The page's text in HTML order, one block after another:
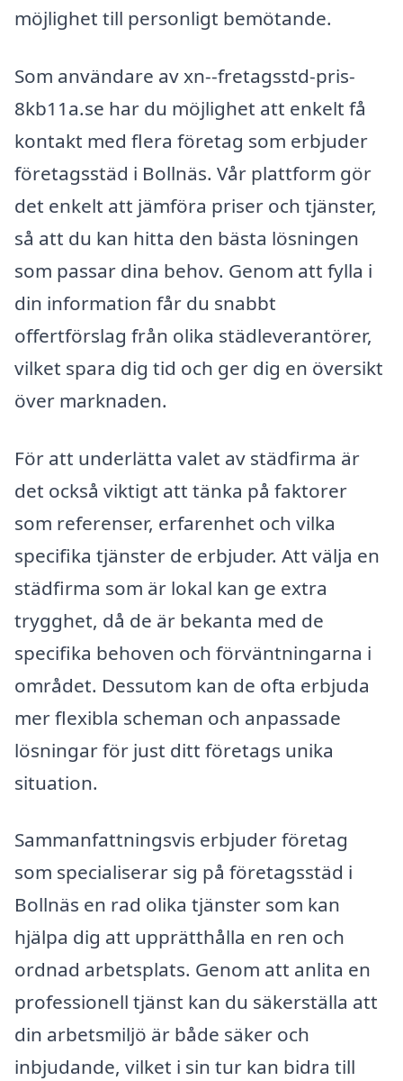
möjlighet till personligt bemötande.
Som användare av xn--fretagsstd-pris-
8kb11a.se har du möjlighet att enkelt få
kontakt med flera företag som erbjuder
företagsstäd i Bollnäs. Vår plattform gör
det enkelt att jämföra priser och tjänster,
så att du kan hitta den bästa lösningen
som passar dina behov. Genom att fylla i
din information får du snabbt
offertförslag från olika städleverantörer,
vilket spara dig tid och ger dig en översikt
över marknaden.
För att underlätta valet av städfirma är
det också viktigt att tänka på faktorer
som referenser, erfarenhet och vilka
specifika tjänster de erbjuder. Att välja en
städfirma som är lokal kan ge extra
trygghet, då de är bekanta med de
specifika behoven och förväntningarna i
området. Dessutom kan de ofta erbjuda
mer flexibla scheman och anpassade
lösningar för just ditt företags unika
situation.
Sammanfattningsvis erbjuder företag
som specialiserar sig på företagsstäd i
Bollnäs en rad olika tjänster som kan
hjälpa dig att upprätthålla en ren och
ordnad arbetsplats. Genom att anlita en
professionell tjänst kan du säkerställa att
din arbetsmiljö är både säker och
inbjudande, vilket i sin tur kan bidra till